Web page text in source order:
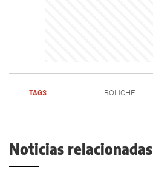
TAGS BOLICHE
Noticias relacionadas